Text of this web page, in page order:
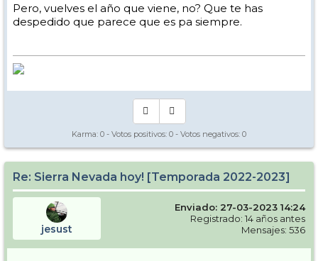
Pero, vuelves el año que viene, no? Que te has
despedido que parece que es pa siempre.
Karma: 0 - Votos positivos: 0 - Votos negativos: 0
Re: Sierra Nevada hoy! [Temporada 2022-2023]
jesust
Enviado: 27-03-2023 14:24
Registrado: 14 años antes
Mensajes: 536